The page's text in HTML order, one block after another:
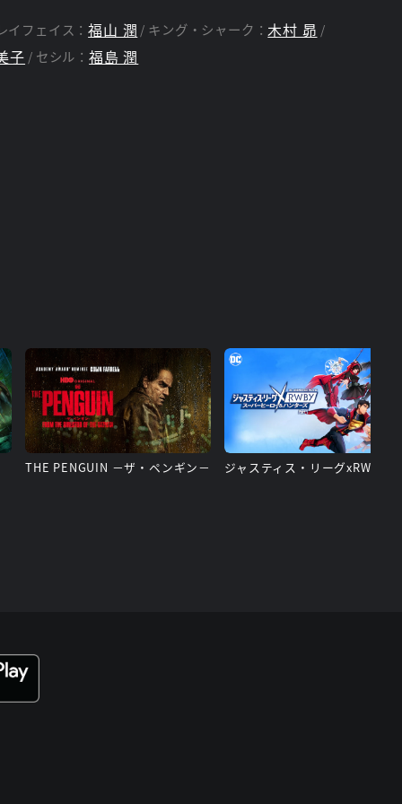
イフェイス：福山 潤 キング・シャーク： 木村 昴
子 セシル：福島 潤
THE PENGUIN －ザ・ペンギン－